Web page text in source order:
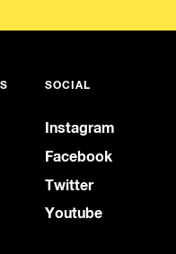
SOCIAL
Instagram
Facebook
Twitter
Youtube